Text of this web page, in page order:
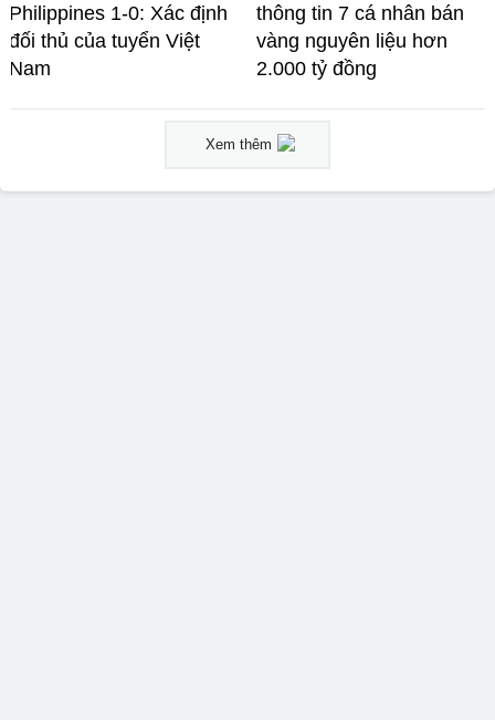
Philippines 1-0: Xác định
đối thủ của tuyển Việt
Nam
thông tin 7 cá nhân bán
vàng nguyên liệu hơn
2.000 tỷ đồng
Xem thêm